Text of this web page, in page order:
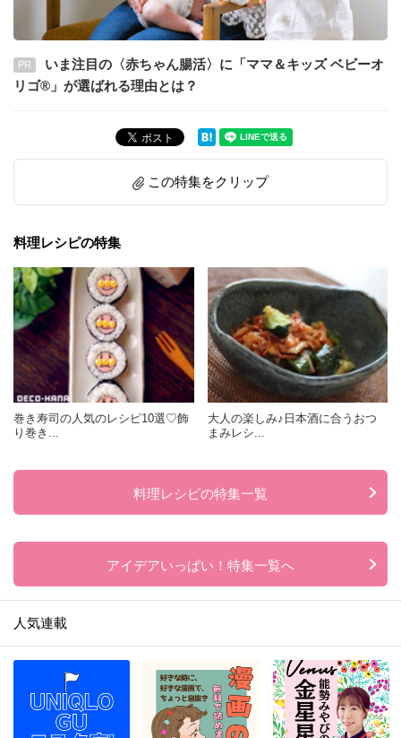
PR
いま注目の〈赤ちゃん腸活〉に「ママ＆キッズ ベビーオ
リゴ®」が選ばれる理由とは？
この特集をクリップ
料理レシピの特集
巻き寿司の人気のレシピ10選♡飾
り巻き...
大人の楽しみ♪日本酒に合うおつ
まみレシ...
料理レシピの特集一覧
アイデアいっぱい！特集一覧へ
人気連載